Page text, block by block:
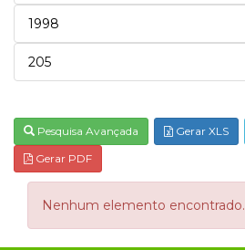
1998
205
Pesquisa Avançada Gerar XLS
Gerar PDF
Nenhum elemento encontrado.